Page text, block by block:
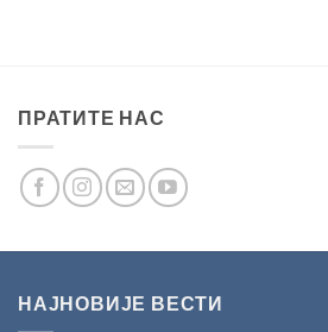
ПРАТИТЕ НАС
НАЈНОВИЈЕ ВЕСТИ